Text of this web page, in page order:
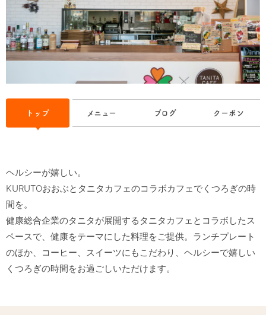
トップ メニュー ブログ クーポン
ヘルシーが嬉しい。
KURUTOおおぶとタニタカフェのコラボカフェでくつろぎの時
間を。
健康総合企業のタニタが展開するタニタカフェとコラボしたス
ペースで、健康をテーマにした料理をご提供。ランチプレート
のほか、コーヒー、スイーツにもこだわり、ヘルシーで嬉しい